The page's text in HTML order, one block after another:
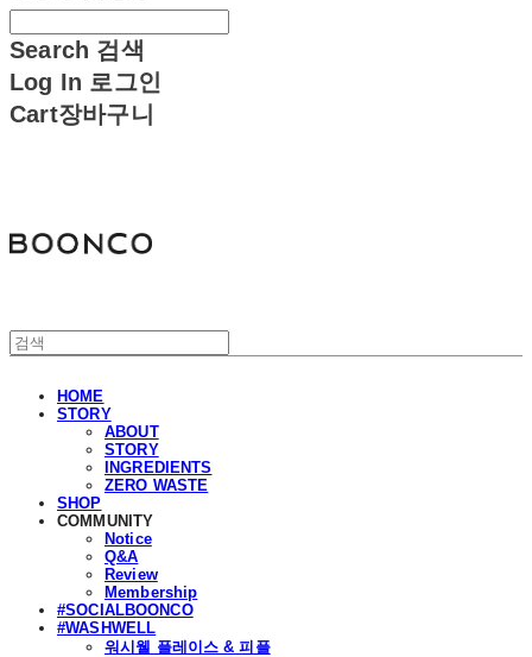
Search 검색
Log In 로그인
Cart장바구니
HOME
STORY
ABOUT
STORY
INGREDIENTS
ZERO WASTE
SHOP
COMMUNITY
Notice
Q&A
Review
Membership
#SOCIALBOONCO
#WASHWELL
워시웰 플레이스 & 피플